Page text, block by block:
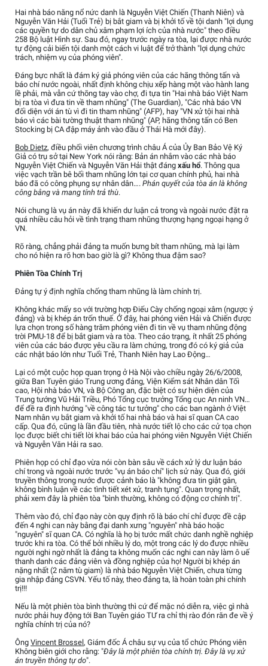
Hai nhà báo năng nổ nức danh là Nguyễn Việt Chiến (Thanh Niên) và
Nguyễn Văn Hải (Tuổi Trẻ) bị bắt giam và bị khởi tố về tội danh "lợi dụng
các quyền tự do dân chủ xâm phạm lợi ích của nhà nước" theo điều
258 Bộ luật Hình sự. Sau đó, ngay trước ngày ra tòa, lại được nhà nước
tự động cải biến tội danh một cách vi luật để trở thành "lợi dụng chức
trách, nhiệm vụ của phóng viên".
Đáng bực nhất là đám ký giả phóng viên của các hãng thông tấn và
báo chí nước ngoài, nhất định không chịu xếp hàng một vào hành lang
lề phải, mà vẫn cứ thõng tay vào chợ, đi tựa tin "Hai nhà báo Việt Nam
bị ra tòa vì đưa tin về tham nhũng" (The Guardian), "Các nhà báo VN
đối diện với án tù vì đi tin tham nhũng" (AFP), hay "VN xử tội hai nhà
báo vì các bài tường thuật tham nhũng" (AP, hãng thông tấn có Ben
Stocking bị CA đập máy ảnh vào đầu ở Thái Hà mới đây).
Bob Dietz, điều phối viên chương trình châu Á của Ủy Ban Bảo Vệ Ký
Giả có trụ sở tại New York nói rằng: Bản án nhắm vào các nhà báo
Nguyễn Việt Chiến và Nguyễn Văn Hải thật đáng xấu hổ. Thông qua
việc vạch trần bê bối tham nhũng lớn tại cơ quan chính phủ, hai nhà
báo đã có công phụng sự nhân dân…. Phán quyết của tòa án là không
công bằng và mang tính trả thù.
Nói chung là vụ án này đã khiến dư luận cả trong và ngoài nước đặt ra
quá nhiều câu hỏi về tình trạng tham nhũng thượng hạng ngoại hạng ở
VN.
Rõ ràng, chẳng phải đảng ta muốn bưng bít tham nhũng, mà lại làm
cho nó hiện ra rõ hơn bao giờ là gì? Không thua đậm sao?
Phiên Tòa Chính Trị
Đảng tự ý định nghĩa chống tham nhũng là làm chính trị.
Không khác mấy so với trường hợp Điếu Cày chống ngoại xâm (ngược ý
đảng) và bị khép án trốn thuế. Ở đây, hai phóng viên Hải và Chiến được
lựa chọn trong số hàng trăm phóng viên đi tin về vụ tham nhũng động
trời PMU-18 để bị bắt giam và ra tòa. Theo cáo trạng, ít nhất 25 phóng
viên của các báo được yêu cầu ra làm chứng, trong đó có ký giả của
các nhật báo lớn như Tuổi Trẻ, Thanh Niên hay Lao Động…
Lại có một cuộc họp quan trọng ở Hà Nội vào chiều ngày 26/6/2008,
giữa Ban Tuyên giáo Trung ương đảng, Viện Kiểm sát Nhân dân Tối
cao, Hội nhà báo VN, và Bộ Công an, đặc biệt có sự hiện diện của
Trung tướng Vũ Hải Triều, Phó Tổng cục trưởng Tổng cục An ninh VN…
để đề ra định hướng "về công tác tư tưởng" cho các ban ngành ở Việt
Nam nhân vụ bắt giam và khởi tố hai nhà báo và hai sĩ quan CA cao
cấp. Qua đó, cũng là lần đầu tiên, nhà nước tiết lộ cho các cử tọa chọn
lọc được biết chi tiết lời khai báo của hai phóng viên Nguyễn Việt Chiến
và Nguyễn Văn Hải ra sao.
Phiên họp có chỉ đạo vừa nói còn bàn sâu về cách xử lý dư luận báo
chí trong và ngoài nước trước "vụ án báo chí" lịch sử này. Qua đó, giới
truyền thông trong nước được cảnh báo là "không đưa tin giật gân,
không bình luận về các tình tiết xét xử, tranh tụng". Quan trọng nhất,
phải xem đây là phiên tòa "bình thường, không có động cơ chính trị".
Thêm vào đó, chỉ đạo này còn quy định rõ là báo chí chỉ được đề cập
đến 4 nghi can này bằng đại danh xưng "nguyên" nhà báo hoặc
"nguyên" sĩ quan CA. Có nghĩa là họ bị tước mất chức danh nghề nghiệp
trước khi ra tòa. Có thể bởi nhiều lý do, một trong các lý do được nhiều
người nghi ngờ nhất là đảng ta không muốn các nghi can này làm ô uế
thanh danh các đảng viên và đồng nghiệp của họ! Người bị khép án
nặng nhất (2 năm tù giam) là nhà báo Nguyễn Việt Chiến, chưa từng
gia nhập đảng CSVN. Yếu tố này, theo đảng ta, là hoàn toàn phi chính
trị!!!
Nếu là một phiên tòa bình thường thì cứ để mặc nó diễn ra, việc gì nhà
nước phải huy động tới Ban Tuyên giáo TƯ ra chỉ thị rào đón răn đe về ý
nghĩa chính trị của nó?
Ông Vincent Brossel, Giám đốc Á châu sự vụ của tổ chức Phóng viên
Không biên giới cho rằng: "Đây là một phiên tòa chính trị. Đây là vụ xử
án truyền thông tự do".